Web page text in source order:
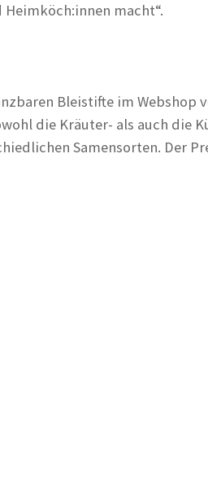
macht“.
Bleistifte im Webshop
die Kräuter- als auch die
Samensorten. Der